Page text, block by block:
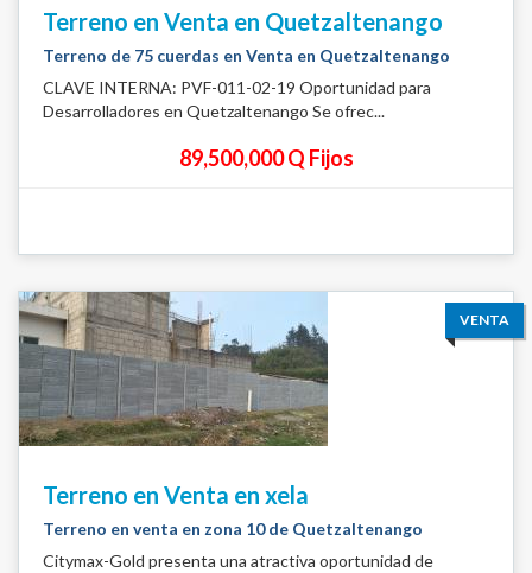
Terreno en Venta en Quetzaltenango
Terreno de 75 cuerdas en Venta en Quetzaltenango
CLAVE INTERNA: PVF-011-02-19 Oportunidad para
Desarrolladores en Quetzaltenango Se ofrec...
89,500,000 Q Fijos
VENTA
Terreno en Venta en xela
Terreno en venta en zona 10 de Quetzaltenango
Citymax-Gold presenta una atractiva oportunidad de